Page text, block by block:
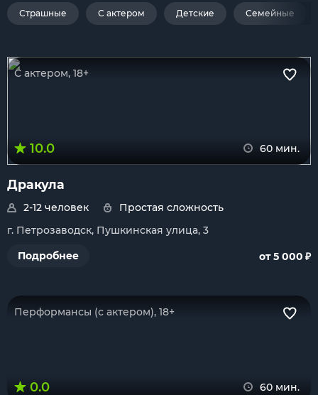
Страшные С актером Детские Семейные
С актером, 18+
10.0 60 мин.
Дракула
2-12 человек
Простая сложность
г. Петрозаводск, Пушкинская улица, 3
Подробнее
от 5 000 ₽
Перформансы (с актером), 18+
0.0 60 мин.